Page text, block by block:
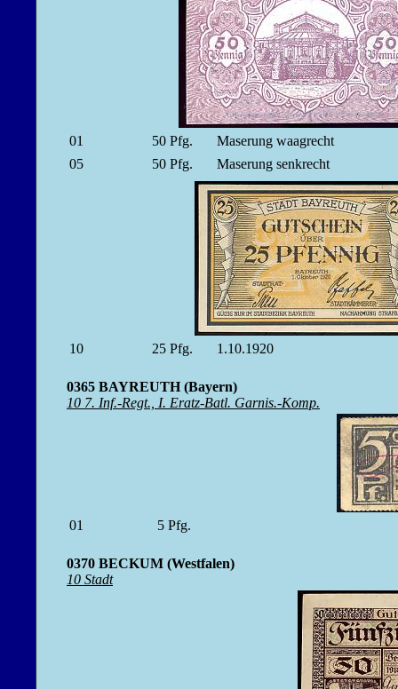
01 50 Pfg.
Maserung waagrecht
05
50 Pfg. Maserung senkrecht
10 25 Pfg. 1.10.1920
0365 BAYREUTH (Bayern)
10 7. Inf.-Regt., I. Eratz-Batl. Garnis.-Komp.
01 5 Pfg.
0370 BECKUM (Westfalen)
10 Stadt